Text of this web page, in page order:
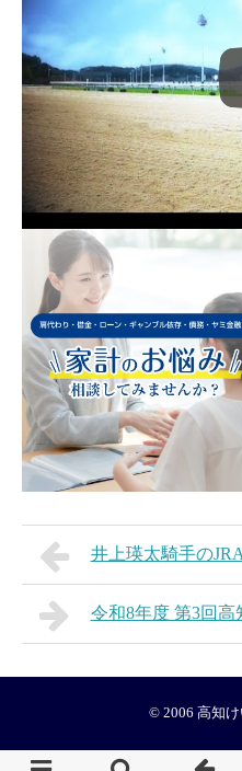
井上瑛太騎手の
令和8年度 第3回高
© 2006 高知